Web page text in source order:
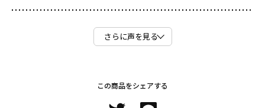
さらに声を見る
この商品をシェアする